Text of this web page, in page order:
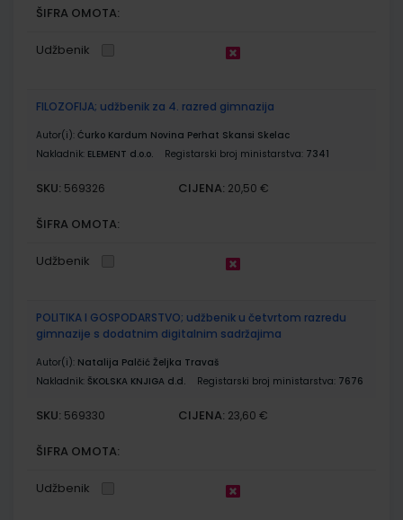
ŠIFRA OMOTA:
Udžbenik
FILOZOFIJA; udžbenik za 4. razred gimnazija
Autor(i): Ćurko Kardum Novina Perhat Skansi Skelac
Nakladnik: ELEMENT d.o.o. Registarski broj ministarstva: 7341
SKU: 569326 CIJENA: 20,50 €
ŠIFRA OMOTA:
Udžbenik
POLITIKA I GOSPODARSTVO; udžbenik u četvrtom razredu
gimnazije s dodatnim digitalnim sadržajima
Autor(i): Natalija Palčić Željka Travaš
Nakladnik: ŠKOLSKA KNJIGA d.d. Registarski broj ministarstva: 7676
SKU: 569330 CIJENA: 23,60 €
ŠIFRA OMOTA:
Udžbenik